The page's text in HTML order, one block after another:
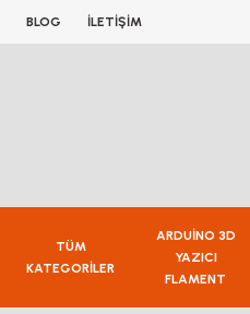
BLOG İLETİŞİM
TÜM
KATEGORİLER
ARDUİNO 3D
YAZICI
FLAMENT